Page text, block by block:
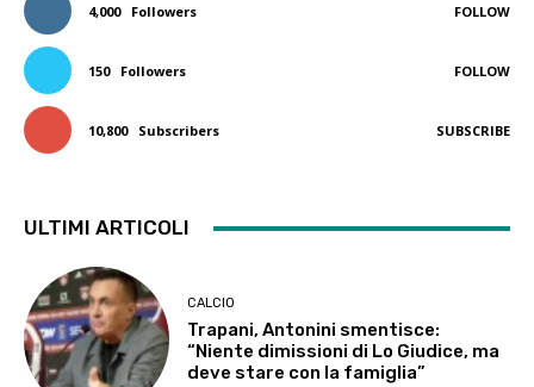
4,000 Followers FOLLOW
150 Followers FOLLOW
10,800 Subscribers SUBSCRIBE
ULTIMI ARTICOLI
CALCIO
Trapani, Antonini smentisce:
“Niente dimissioni di Lo Giudice, ma
deve stare con la famiglia”